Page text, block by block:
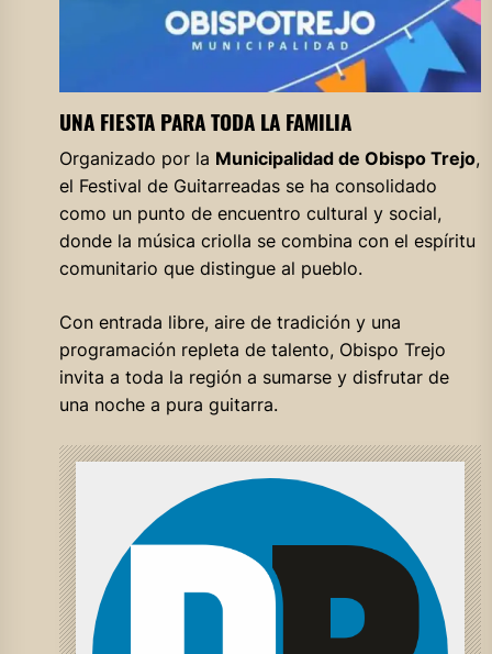
UNA FIESTA PARA TODA LA FAMILIA
Organizado por la Municipalidad de Obispo Trejo,
el Festival de Guitarreadas se ha consolidado
como un punto de encuentro cultural y social,
donde la música criolla se combina con el espíritu
comunitario que distingue al pueblo.
Con entrada libre, aire de tradición y una
programación repleta de talento, Obispo Trejo
invita a toda la región a sumarse y disfrutar de
una noche a pura guitarra.